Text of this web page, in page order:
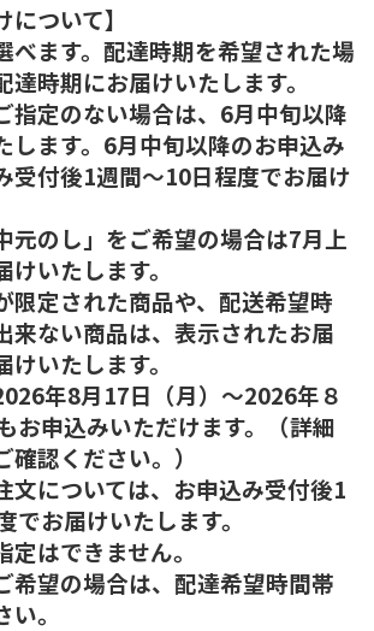
について】
ます。配達時期を希望された場
達時期にお届けいたします。
定のない場合は、6月中旬以降
します。6月中旬以降のお申込み
受付後1週間～10日程度でお届け
元のし」をご希望の場合は7月上
いたします。
定された商品や、配送希望時
来ない商品は、表示されたお届
いたします。
年8月17日（月）～2026年８
お申込みいただけます。（詳細
認ください。）
文については、お申込み受付後1
でお届けいたします。
はできません。
望の場合は、配達希望時間帯
。